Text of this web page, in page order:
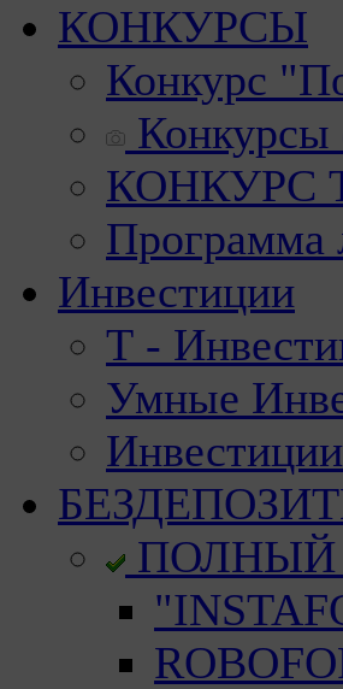
КОНКУРСЫ
Конкурс
Конкурсы
КОНКУРС
Программа
Инвестиции
Т -
Умные
ПОЛНЫЙ